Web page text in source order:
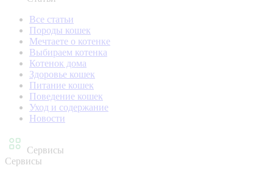
Все статьи
Породы кошек
Мечтаете о котенке
Выбираем котенка
Котенок дома
Здоровье кошек
Питание кошек
Поведение кошек
Уход и содержание
Новости
Сервисы
Сервисы